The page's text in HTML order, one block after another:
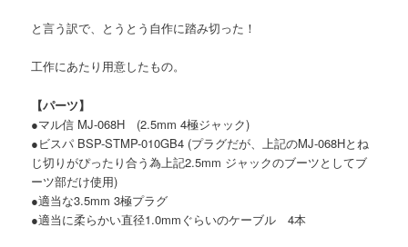
と言う訳で、とうとう自作に踏み切った！
工作にあたり用意したもの。
【パーツ】
●マル信 MJ-068H (2.5mm 4極ジャック)
●ビスパ BSP-STMP-010GB4 (プラグだが、上記のMJ-068Hとね
じ切りがぴったり合う為上記2.5mm ジャックのブーツとしてブ
ーツ部だけ使用)
●適当な3.5mm 3極プラグ
●適当に柔らかい直径1.0mmぐらいのケーブル 4本